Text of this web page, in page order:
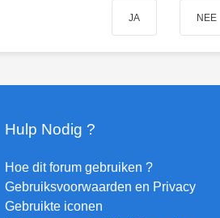
Hulp Nodig ?
Hoe dit forum gebruiken ?
Gebruiksvoorwaarden en Privacy
Gebruikte iconen